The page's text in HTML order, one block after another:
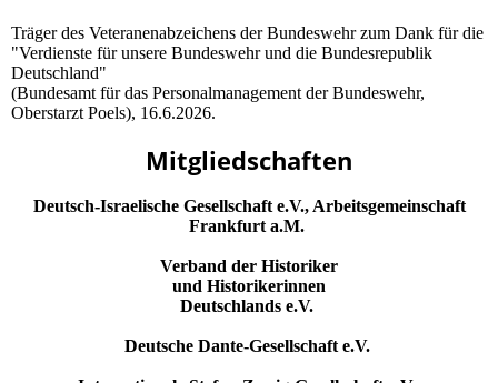
Träger des Veteranenabzeichens der Bundeswehr zum Dank für die
"Verdienste für unsere Bundeswehr und die Bundesrepublik
Deutschland"
(Bundesamt für das Personalmanagement der Bundeswehr,
Oberstarzt Poels), 16.6.2026.
Mitgliedschaften
Deutsch-Israelische Gesellschaft e.V., Arbeitsgemeinschaft
Frankfurt a.M.
Verband der Historiker
und Historikerinnen
Deutschlands e.V.
Deutsche Dante-Gesellschaft e.V.